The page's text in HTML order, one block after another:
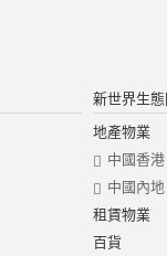
新世界生態
地產物業
中國香港
中國內地
租賃物業
百貨